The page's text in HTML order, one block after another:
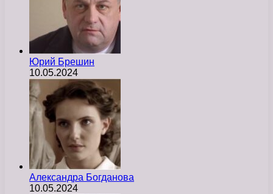
Юрий Брешин
10.05.2024
Александра Богданова
10.05.2024